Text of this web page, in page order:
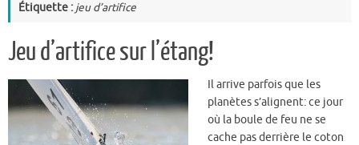
Étiquette : jeu d’artifice
Jeu d’artifice sur l’étang!
Il arrive parfois que les
planètes s’alignent: ce jour
où la boule de feu ne se
cache pas derrière le coton